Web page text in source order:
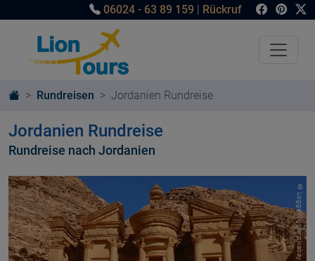
06024 - 63 89 159 | Rückruf
Rundreisen Jordanien Rundreise
Jordanien Rundreise
Rundreise nach Jordanien
© LoggaWiggler pixabay